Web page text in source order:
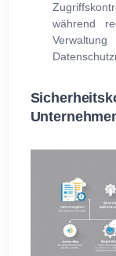
während